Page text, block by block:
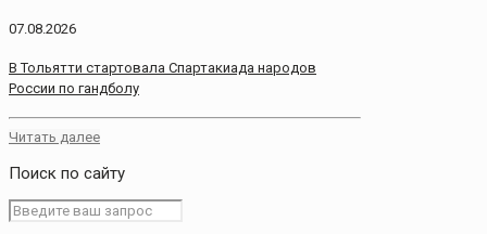
07.08.2026
В Тольятти стартовала Спартакиада народов
России по гандболу
Читать далее
Поиск по сайту